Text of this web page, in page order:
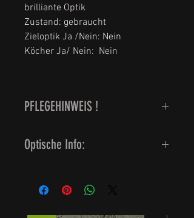
brilliante Optik
Zustand: gebraucht
Zieloptik Ja /Nein: Nein
Köcher Ja/ Nein: Nein
PFLEGEHINWEIS !
Optische Info: